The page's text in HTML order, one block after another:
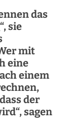
das
sie
mit
eine
einem
der
sagen